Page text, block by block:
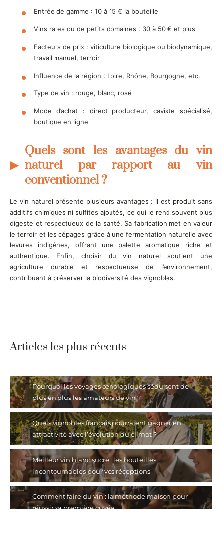
Entrée de gamme : 10 à 15 € la bouteille
Vins rares ou de petits domaines : 30 à 50 € et plus
Facteurs de prix : viticulture biologique ou biodynamique,
travail manuel, terroir
Influence de la région : Loire, Rhône, Bourgogne, etc.
Type de vin : rouge, blanc, rosé
Mode d’achat : direct producteur, caviste spécialisé,
boutique en ligne
Quels sont les avantages du vin
naturel par rapport au vin
conventionnel ?
Le vin naturel présente plusieurs avantages : il est produit sans
additifs chimiques ni sulfites ajoutés, ce qui le rend souvent plus
digeste et respectueux de la santé. Sa fabrication met en valeur
le terroir et les cépages grâce à une fermentation naturelle avec
levures indigènes, offrant une palette aromatique riche et
authentique. Enfin, choisir du vin naturel soutient une
agriculture durable et respectueuse de l’environnement,
contribuant à préserver la biodiversité des vignobles.
Articles les plus récents
Pourquoi les voyages œnologiques séduisent de
plus en plus les amateurs de vin ?
Quels vignobles français pourraient gagner en
attractivité avec l’évolution du climat ?
Meilleur vin blanc sucré : les bouteilles
incontournables pour vos réceptions
Comment faire du vin : la méthode maison pour
réussir sa première cuvée